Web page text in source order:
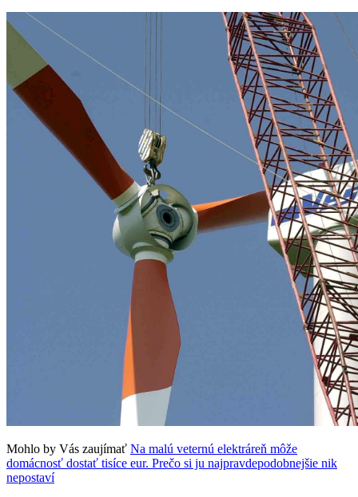
Mohlo by Vás zaujímať Na malú veternú elektráreň môže
domácnosť dostať tisíce eur. Prečo si ju najpravdepodobnejšie nik
nepostaví